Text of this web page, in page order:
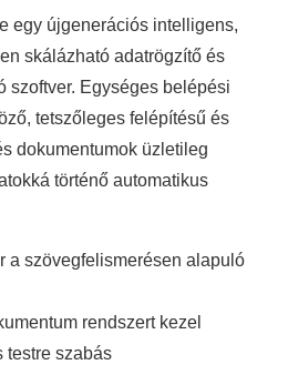
egy újgenerációs intelligens,
skálázható adatrögzítő és
szoftver. Egységes belépési
tetszőleges felépítésű és
dokumentumok üzletileg
történő automatikus
a szövegfelismerésen alapuló
rendszert kezel
testre szabás